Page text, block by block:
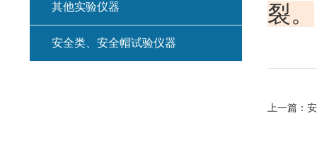
裂。
上一篇：
其他实验仪器
安全类、安全帽试验仪器